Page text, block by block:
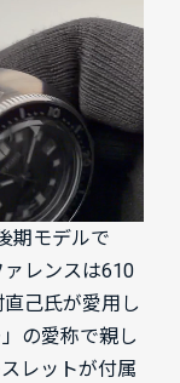
期モデルで
レンスは610
己氏が愛用し
の愛称で親し
レットが付属